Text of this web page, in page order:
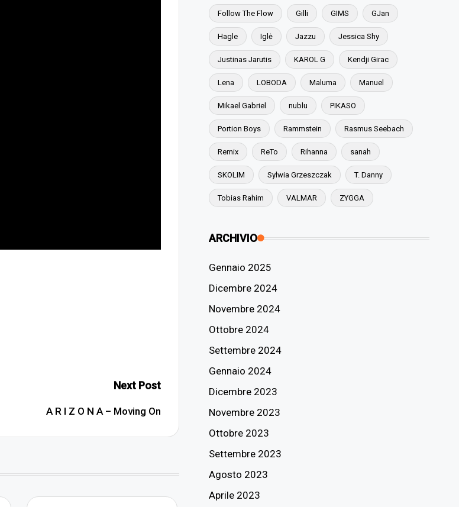
Next Post
A R I Z O N A – Moving On
Follow The Flow Gilli GIMS GJan
Hagle Iglė Jazzu Jessica Shy
Justinas Jarutis KAROL G Kendji Girac
Lena LOBODA Maluma Manuel
Mikael Gabriel nublu PIKASO
Portion Boys Rammstein Rasmus Seebach
Remix ReTo Rihanna sanah
SKOLIM Sylwia Grzeszczak T. Danny
Tobias Rahim VALMAR ZYGGA
ARCHIVIO
Gennaio 2025
Dicembre 2024
Novembre 2024
Ottobre 2024
Settembre 2024
Gennaio 2024
Dicembre 2023
Novembre 2023
Ottobre 2023
Settembre 2023
Agosto 2023
Aprile 2023